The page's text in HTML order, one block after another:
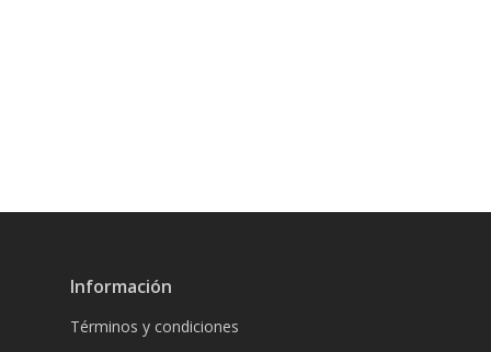
Información
Términos y condiciones